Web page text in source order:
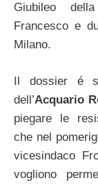
Giubileo
Francesco e
Milano.
Il dossier é
dell’Acquario
piegare le
che nel
vicesindaco
vogliono